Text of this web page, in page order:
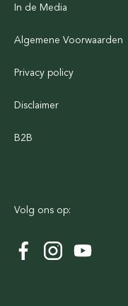
In de Media
Algemene Voorwaarden
Privacy policy
Disclaimer
B2B
Volg ons op: